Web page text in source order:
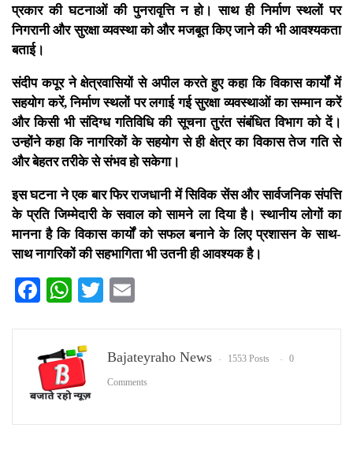
प्रकार की घटनाओं की पुनरावृत्ति न हो। साथ ही निर्माण स्थलों पर
निगरानी और सुरक्षा व्यवस्था को और मजबूत किए जाने की भी आवश्यकता
बताई।
संदीप कपूर ने क्षेत्रवासियों से अपील करते हुए कहा कि विकास कार्यों में
सहयोग करें, निर्माण स्थलों पर लगाई गई सुरक्षा व्यवस्थाओं का सम्मान करें
और किसी भी संदिग्ध गतिविधि की सूचना तुरंत संबंधित विभाग को दें।
उन्होंने कहा कि नागरिकों के सहयोग से ही क्षेत्र का विकास तेज गति से
और बेहतर तरीके से संभव हो सकेगा।
इस घटना ने एक बार फिर राजधानी में सिविक सेंस और सार्वजनिक संपत्ति
के प्रति जिम्मेदारी के सवाल को सामने ला दिया है। स्थानीय लोगों का
मानना है कि विकास कार्यों को सफल बनाने के लिए प्रशासन के साथ-
साथ नागरिकों की सहभागिता भी उतनी ही आवश्यक है।
Facebook
WhatsApp
Twitter
Bajateyraho News 1553 Posts 0
Comments